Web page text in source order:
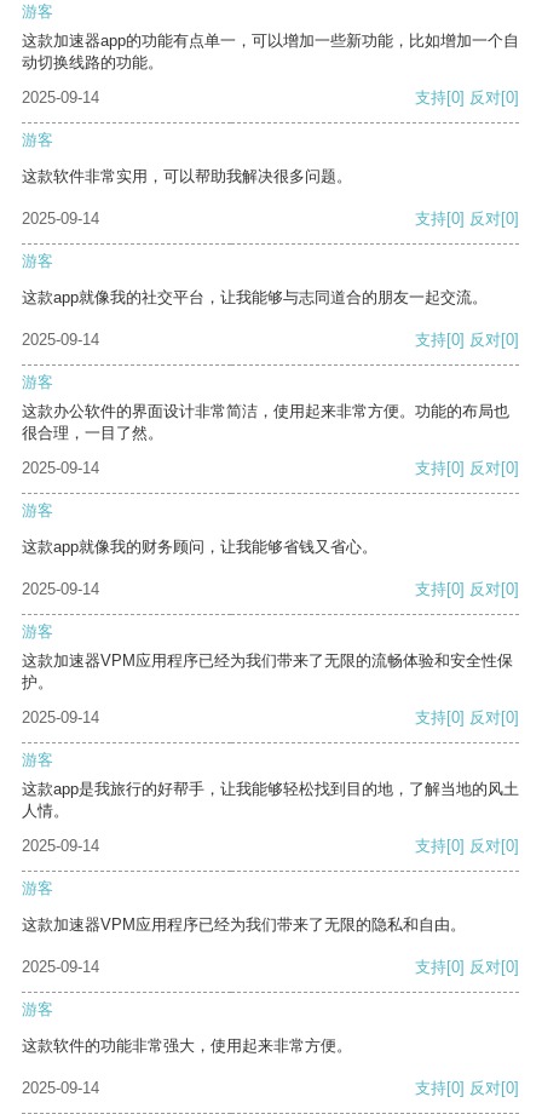
游客
这款加速器app的功能有点单一，可以增加一些新功能，比如增加一个自
动切换线路的功能。
2025-09-14
支持[0] 反对[0]
游客
这款软件非常实用，可以帮助我解决很多问题。
2025-09-14 支持[0] 反对[0]
游客
这款app就像我的社交平台，让我能够与志同道合的朋友一起交流。
2025-09-14 支持[0] 反对[0]
游客
这款办公软件的界面设计非常简洁，使用起来非常方便。功能的布局也
很合理，一目了然。
2025-09-14
支持[0] 反对[0]
游客
这款app就像我的财务顾问，让我能够省钱又省心。
2025-09-14 支持[0] 反对[0]
游客
这款加速器VPM应用程序已经为我们带来了无限的流畅体验和安全性保
护。
2025-09-14
支持[0] 反对[0]
游客
这款app是我旅行的好帮手，让我能够轻松找到目的地，了解当地的风土
人情。
2025-09-14
支持[0] 反对[0]
游客
这款加速器VPM应用程序已经为我们带来了无限的隐私和自由。
2025-09-14 支持[0] 反对[0]
游客
这款软件的功能非常强大，使用起来非常方便。
2025-09-14 支持[0] 反对[0]